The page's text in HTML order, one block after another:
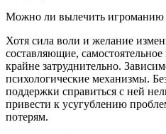
Можно ли вылечить игроманию
Хотя сила воли и желание
составляющие,
крайне затруднительно.
психологические механизмы.
поддержки справиться с ней
привести к усугублению
потерям.